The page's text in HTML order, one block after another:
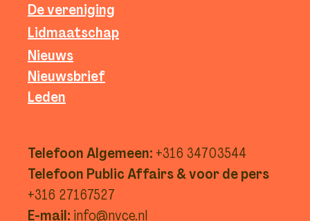
De vereniging
Lidmaatschap
Nieuws
Nieuwsbrief
Leden
Telefoon Algemeen: +316 34703544
Telefoon Public Affairs & voor de pers
+316 27167527
E-mail: info@nvce.nl